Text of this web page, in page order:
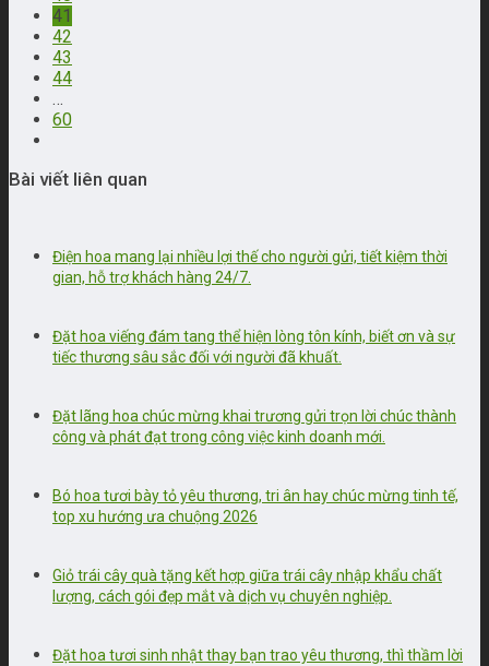
41
42
43
44
…
60
Bài viết liên quan
Điện hoa mang lại nhiều lợi thế cho người gửi, tiết kiệm thời
gian, hỗ trợ khách hàng 24/7.
Đặt hoa viếng đám tang thể hiện lòng tôn kính, biết ơn và sự
tiếc thương sâu sắc đối với người đã khuất.
Đặt lãng hoa chúc mừng khai trương gửi trọn lời chúc thành
công và phát đạt trong công việc kinh doanh mới.
Bó hoa tươi bày tỏ yêu thương, tri ân hay chúc mừng tinh tế,
top xu hướng ưa chuộng 2026
Giỏ trái cây quà tặng kết hợp giữa trái cây nhập khẩu chất
lượng, cách gói đẹp mắt và dịch vụ chuyên nghiệp.
Đặt hoa tươi sinh nhật thay bạn trao yêu thương, thì thầm lời